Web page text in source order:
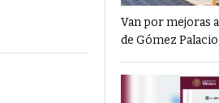
Van por mejoras
de Gómez Palacio